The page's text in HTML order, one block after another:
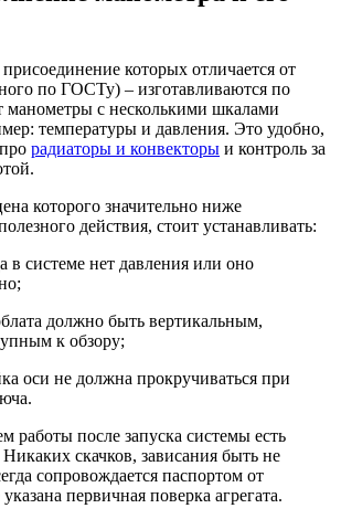
которых отличается от
по ГОСТу) – изготавливаются по
манометры с несколькими шкалами
температуры и давления. Это удобно,
радиаторы и конвекторы и контроль за
которого значительно ниже
действия, стоит устанавливать:
в системе нет давления или оно
должно быть вертикальным,
к обзору;
оси не должна прокручиваться при
работы после запуска системы есть
скачков, зависания быть не
сопровождается паспортом от
первичная поверка агрегата.